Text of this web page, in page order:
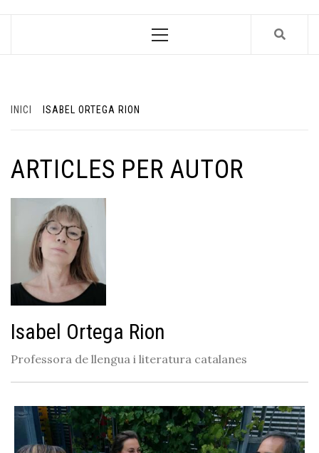
Menu
INICI ISABEL ORTEGA RION
ARTICLES PER AUTOR
Isabel Ortega Rion
Professora de llengua i literatura catalanes